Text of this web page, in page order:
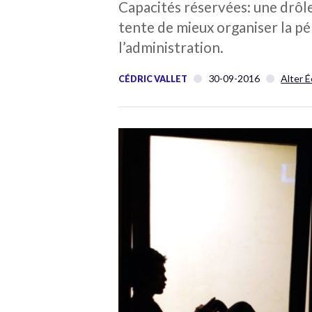
Capacités réservées: une
tente de mieux organiser la
l’administration.
CÉDRIC VALLET 30-09-2016 Alter